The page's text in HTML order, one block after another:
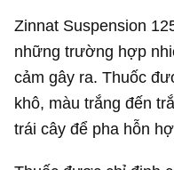
Zinnat Suspension
những trường hợp
cảm gây ra. Thuốc
khô, màu trắng đến
trái cây để pha hỗn